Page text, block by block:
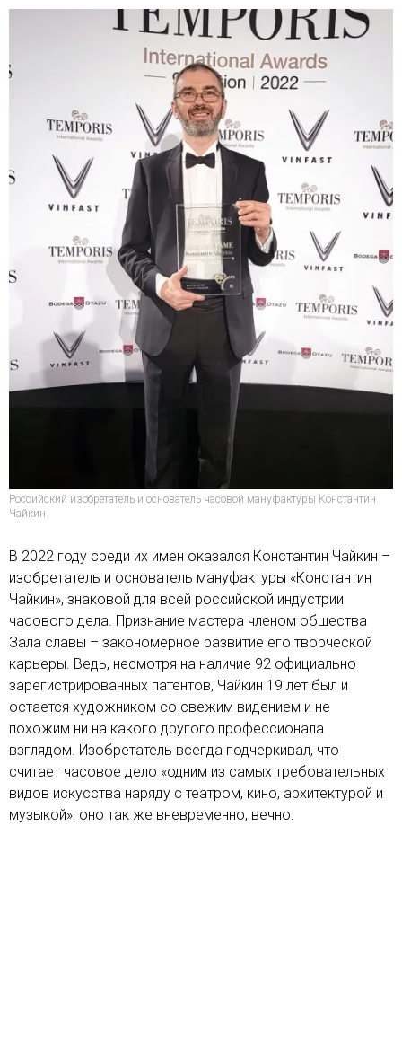
Российский изобретатель и основатель часовой мануфактуры Константин
Чайкин
В 2022 году среди их имен оказался Константин Чайкин –
изобретатель и основатель мануфактуры «Константин
Чайкин», знаковой для всей российской индустрии
часового дела. Признание мастера членом общества
Зала славы – закономерное развитие его творческой
карьеры. Ведь, несмотря на наличие 92 официально
зарегистрированных патентов, Чайкин 19 лет был и
остается художником со свежим видением и не
похожим ни на какого другого профессионала
взглядом. Изобретатель всегда подчеркивал, что
считает часовое дело «одним из самых требовательных
видов искусства наряду с театром, кино, архитектурой и
музыкой»: оно так же вневременно, вечно.